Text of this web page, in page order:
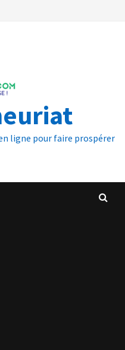
ligne pour faire prospérer